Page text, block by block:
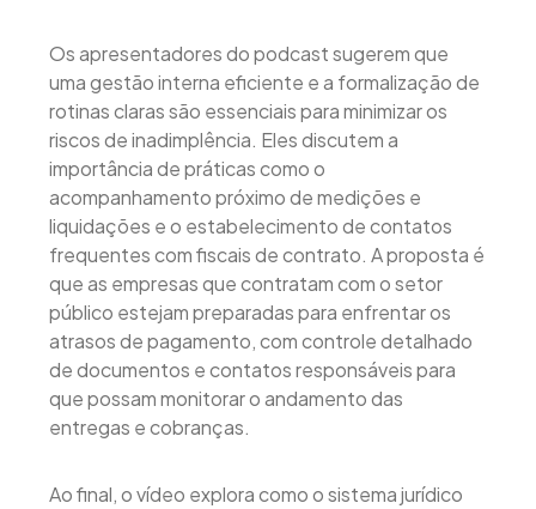
Os apresentadores do podcast sugerem que
uma gestão interna eficiente e a formalização de
rotinas claras são essenciais para minimizar os
riscos de inadimplência. Eles discutem a
importância de práticas como o
acompanhamento próximo de medições e
liquidações e o estabelecimento de contatos
frequentes com fiscais de contrato. A proposta é
que as empresas que contratam com o setor
público estejam preparadas para enfrentar os
atrasos de pagamento, com controle detalhado
de documentos e contatos responsáveis para
que possam monitorar o andamento das
entregas e cobranças.
Ao final, o vídeo explora como o sistema jurídico